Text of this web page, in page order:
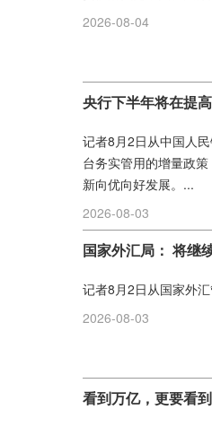
2026-08-04
央行下半年将在提
记者8月2日从中国人
台务实管用的增量政
新向优向好发展。...
2026-08-03
国家外汇局： 将继
记者8月2日从国家外
2026-08-03
看到万亿，更要看